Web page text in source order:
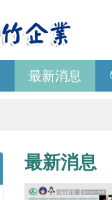
最新消息
最新消息